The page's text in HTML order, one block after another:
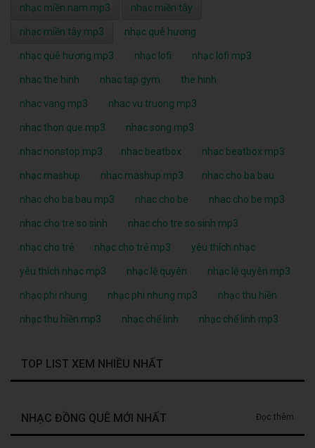
nhạc miền nam mp3 nhạc miền tây
nhạc miền tây mp3 nhạc quê hương
nhạc quê hương mp3 nhạc lofi nhạc lofi mp3
nhac the hinh nhac tap gym the hinh
nhac vang mp3 nhac vu truong mp3
nhac thon que mp3 nhac song mp3
nhac nonstop mp3 nhac beatbox nhac beatbox mp3
nhạc mashup nhạc mashup mp3 nhac cho ba bau
nhac cho ba bau mp3 nhac cho be nhac cho be mp3
nhac cho tre so sinh nhac cho tre so sinh mp3
nhạc cho trẻ nhạc cho trẻ mp3 yêu thích nhạc
yêu thích nhạc mp3 nhạc lệ quyên nhạc lệ quyên mp3
nhạc phi nhung nhạc phi nhung mp3 nhạc thu hiền
nhạc thu hiền mp3 nhạc chế linh nhạc chế linh mp3
TOP LIST XEM NHIỀU NHẤT
NHẠC ĐỒNG QUÊ MỚI NHẤT Đọc thêm